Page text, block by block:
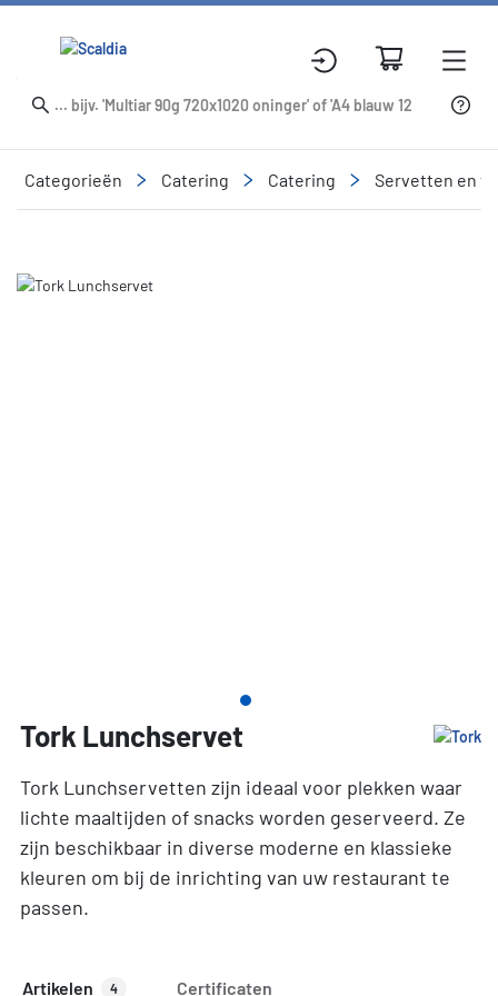
Categorieën Catering Catering Servetten en
Slide 1 of 1
Tork Lunchservet
Tork Lunchservetten zijn ideaal voor plekken waar
lichte maaltijden of snacks worden geserveerd. Ze
zijn beschikbaar in diverse moderne en klassieke
kleuren om bij de inrichting van uw restaurant te
passen.
Artikelen 4 Certificaten